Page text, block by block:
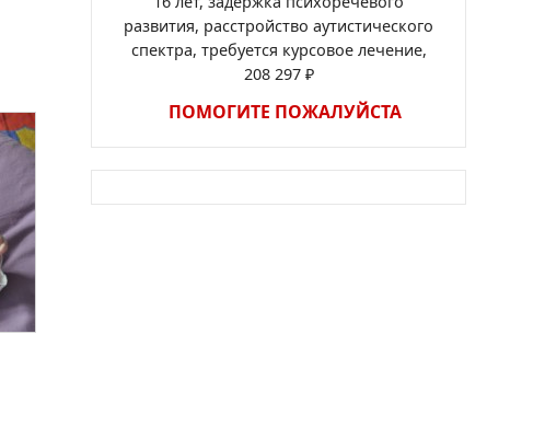
развития, расстройство аутистического
спектра, требуется курсовое лечение,
208 297 ₽
ПОМОГИТЕ ПОЖАЛУЙСТА